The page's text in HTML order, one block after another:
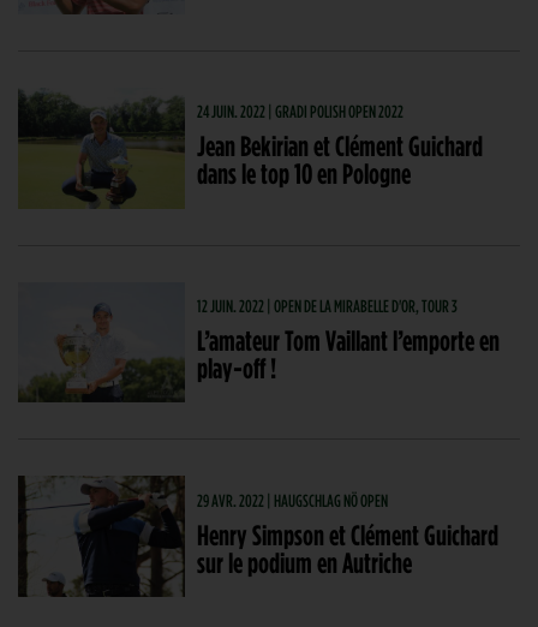
24 JUIN. 2022 | GRADI POLISH OPEN 2022
Jean Bekirian et Clément Guichard
dans le top 10 en Pologne
12 JUIN. 2022 | OPEN DE LA MIRABELLE D'OR, TOUR 3
L’amateur Tom Vaillant l’emporte en
play-off !
29 AVR. 2022 | HAUGSCHLAG NÖ OPEN
Henry Simpson et Clément Guichard
sur le podium en Autriche